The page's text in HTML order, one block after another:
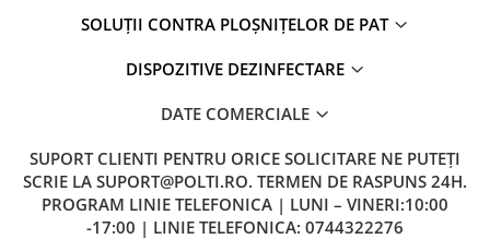
SOLUȚII CONTRA PLOȘNIȚELOR DE PAT
DISPOZITIVE DEZINFECTARE
DATE COMERCIALE
SUPORT CLIENTI PENTRU ORICE SOLICITARE NE PUTEȚI
SCRIE LA SUPORT@POLTI.RO. TERMEN DE RASPUNS 24H.
PROGRAM LINIE TELEFONICA | LUNI – VINERI:10:00
-17:00 | LINIE TELEFONICA: 0744322276